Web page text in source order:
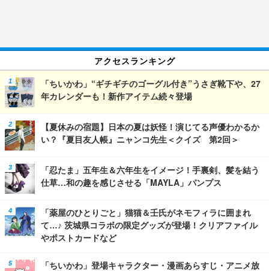
アクセスランキング
「ちいかわ」“ギチギチのゴーグル付き”うさぎ靴下や、27
年カレンダーも！新作アイテム続々登場
【夏休みの宿題】日本の夏は妖怪！演じてる声優わかるか
い？『夏目友人帳』ニャンコ先生＜クイズ 第2回＞
「忍たま」五年生＆六年生をイメージ！手裏剣、髪を結う
仕草…和の趣を感じさせる「MAYLA」パンプス
「薬屋のひとりごと」猫猫＆壬氏がネモフィラに囲まれ
て…♪ 茨城県コラボの限定グッズが登場！クリアファイル
やポストカードなど
「ちいかわ」登場キャラクター・漫画あらすじ・アニメ放